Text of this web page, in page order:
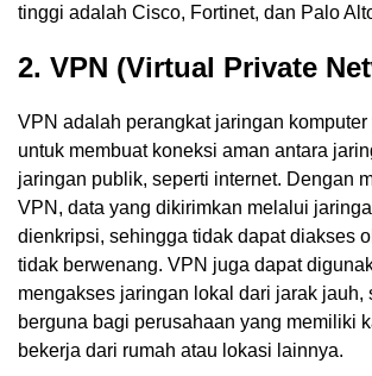
tinggi adalah Cisco, Fortinet, dan Palo
2. VPN (Virtual Private
VPN adalah perangkat jaringan
untuk membuat koneksi aman antara
jaringan publik, seperti internet. Dengan
VPN, data yang dikirimkan melalui
dienkripsi, sehingga tidak dapat diakses
tidak berwenang. VPN juga dapat
mengakses jaringan lokal dari jarak jauh,
berguna bagi perusahaan yang memiliki
bekerja dari rumah atau lokasi lainnya.